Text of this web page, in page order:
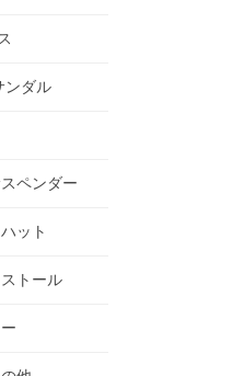
ンダル
ペンダー
ット
トール